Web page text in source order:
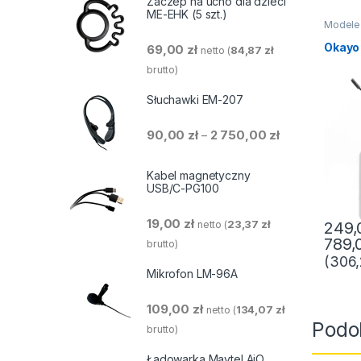
Modele
(
ME-EHK (5 szt.)
69,00 zł netto (84,87 zł
brutto)
Słuchawki EM-207
90,00 zł – 2 750,00 złZakres cen: od
Kabel magnetyczny
USB/C-PG100
19,00 zł netto (23,37 zł
brutto)
Mikrofon LM-96A
109,00 zł netto (134,07 zł
brutto)